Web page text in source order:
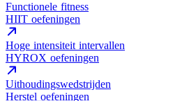
Functionele fitness
HIIT oefeningen
Hoge intensiteit intervallen
HYROX oefeningen
Uithoudingswedstrijden
Herstel oefeningen